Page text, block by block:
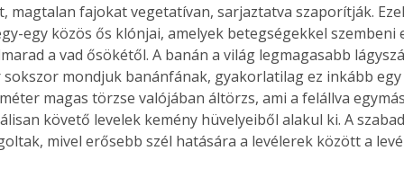
magtalan fajokat vegetatívan, sarjaztatva szaporítják.
egy közös ős klónjai, amelyek betegségekkel
a vad ősökétől. A banán a világ legmagasabb
sokszor mondjuk banánfának, gyakorlatilag ez inkább
magas törzse valójában áltörzs, ami a felállva
követő levelek kemény hüvelyeiből alakul ki. A
mivel erősebb szél hatására a levélerek között a